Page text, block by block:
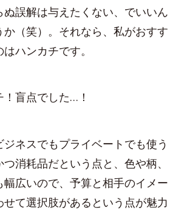
ぬ誤解は与えたくない、でいいん
か（笑）。それなら、私がおすす
ハンカチです。
！盲点でした…！
ジネスでもプライベートでも使う
つ消耗品だという点と、色や柄、
幅広いので、予算と相手のイメー
せて選択肢があるという点が魅力